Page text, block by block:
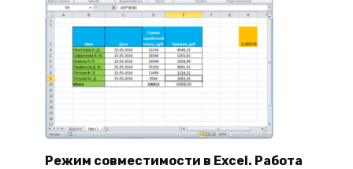
Режим совместимости в Excel. Работа